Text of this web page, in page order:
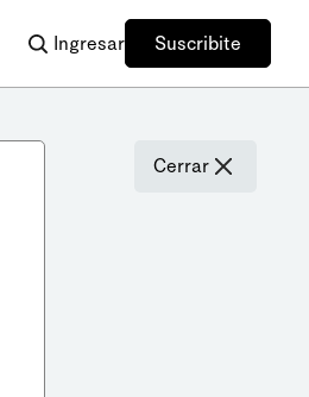
Ingresar Suscribite
Cerrar